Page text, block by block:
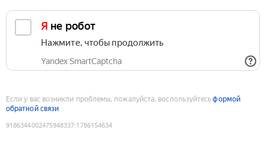
Я не робот
Нажмите, чтобы продолжить
Yandex SmartCaptcha
Если у вас возникли проблемы, пожалуйста, воспользуйтесьформой
обратной связи
9186344002475948337:1786154634